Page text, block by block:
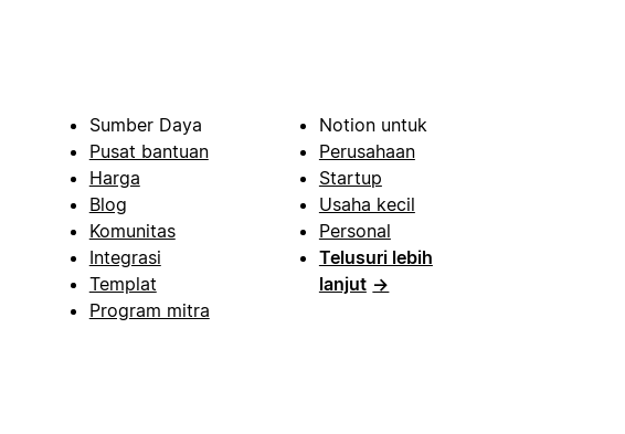
Sumber Daya
Pusat bantuan
Harga
Blog
Komunitas
Integrasi
Templat
Program mitra
Notion untuk
Perusahaan
Startup
Usaha kecil
Personal
Telusuri lebih
lanjut →